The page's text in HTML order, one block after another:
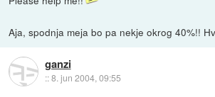
Aja, spodnja meja bo pa nekje okrog 40%!!
ganzi
::8. jun 2004, 09:55